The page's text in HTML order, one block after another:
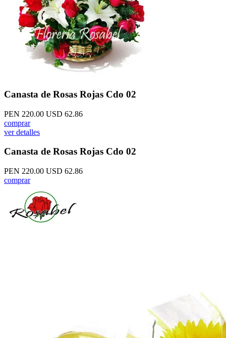
Canasta de Rosas Rojas Cdo 02
PEN 220.00 USD 62.86
comprar
ver detalles
Canasta de Rosas Rojas Cdo 02
PEN 220.00 USD 62.86
comprar